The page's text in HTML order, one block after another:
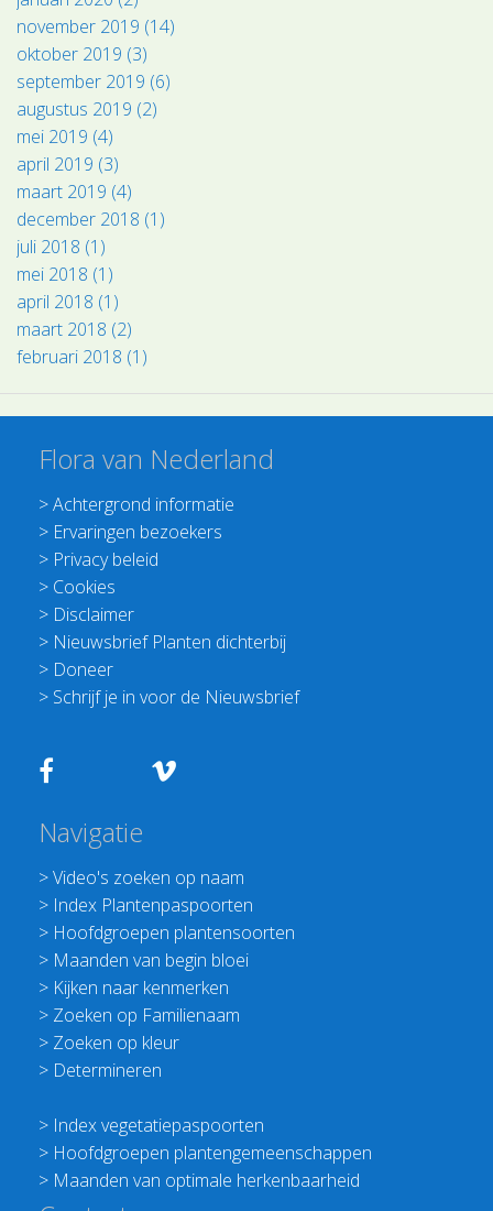
november 2019 (14)
oktober 2019 (3)
september 2019 (6)
augustus 2019 (2)
mei 2019 (4)
april 2019 (3)
maart 2019 (4)
december 2018 (1)
juli 2018 (1)
mei 2018 (1)
april 2018 (1)
maart 2018 (2)
februari 2018 (1)
Flora van Nederland
>Achtergrond informatie
> Ervaringen bezoekers
> Privacy beleid
> Cookies
> Disclaimer
> Nieuwsbrief Planten dichterbij
> Doneer
> Schrijf je in voor de Nieuwsbrief
Navigatie
>Video's zoeken op naam
> Index Plantenpaspoorten
> Hoofdgroepen plantensoorten
> Maanden van begin bloei
> Kijken naar kenmerken
> Zoeken op Familienaam
> Zoeken op kleur
> Determineren
> Index vegetatiepaspoorten
> Hoofdgroepen plantengemeenschappen
> Maanden van optimale herkenbaarheid